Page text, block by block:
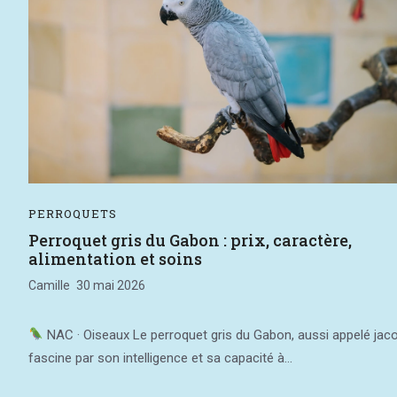
PERROQUETS
Perroquet gris du Gabon : prix, caractère,
alimentation et soins
Camille 30 mai 2026
NAC · Oiseaux Le perroquet gris du Gabon, aussi appelé
fascine par son intelligence et sa capacité à...